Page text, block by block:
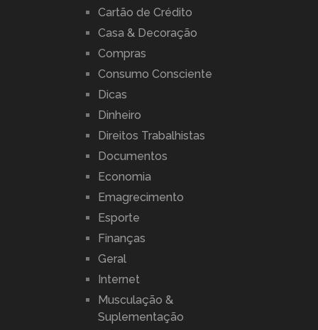
Cartão de Crédito
Casa & Decoração
Compras
Consumo Consciente
Dicas
Dinheiro
Direitos Trabalhistas
Documentos
Economia
Emagrecimento
Esporte
Finanças
Geral
Internet
Musculação &
Suplementação